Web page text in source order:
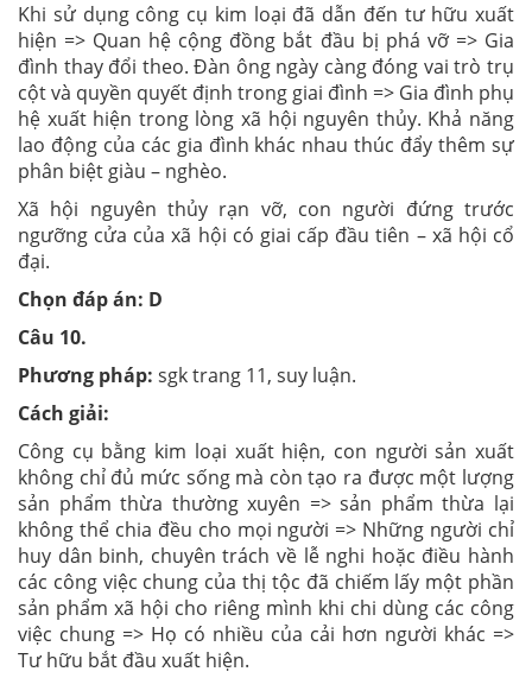
Khi sử dụng công cụ kim loại đã dẫn đến tư hữu xuất
hiện => Quan hệ cộng đồng bắt đầu bị phá vỡ => Gia
đình thay đổi theo. Đàn ông ngày càng đóng vai trò trụ
cột và quyền quyết định trong giai đình => Gia đình phụ
hệ xuất hiện trong lòng xã hội nguyên thủy. Khả năng
lao động của các gia đình khác nhau thúc đẩy thêm sự
phân biệt giàu – nghèo.
Xã hội nguyên thủy rạn vỡ, con người đứng trước
ngưỡng cửa của xã hội có giai cấp đầu tiên – xã hội cổ
đại.
Chọn đáp án: D
Câu 10.
Phương pháp: sgk trang 11, suy luận.
Cách giải:
Công cụ bằng kim loại xuất hiện, con người sản xuất
không chỉ đủ mức sống mà còn tạo ra được một lượng
sản phẩm thừa thường xuyên => sản phẩm thừa lại
không thể chia đều cho mọi người => Những người chỉ
huy dân binh, chuyên trách về lễ nghi hoặc điều hành
các công việc chung của thị tộc đã chiếm lấy một phần
sản phẩm xã hội cho riêng mình khi chi dùng các công
việc chung => Họ có nhiều của cải hơn người khác =>
Tư hữu bắt đầu xuất hiện.